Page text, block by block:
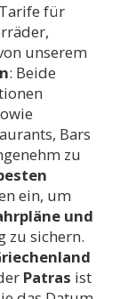
für
unserem
: Beide
Bars
zu
ein, um
und
zu sichern.
Patras ist